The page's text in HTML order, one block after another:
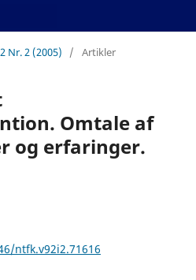
Nr. 2 (2005) / Artikler
Omtale af
og erfaringer.
ntfk.v92i2.71616